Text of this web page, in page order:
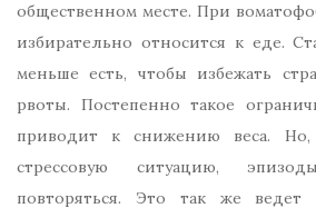
общественном месте. При
избирательно относится к еде.
меньше есть, чтобы избежать
рвоты. Постепенно такое
приводит к снижению веса. Но,
стрессовую ситуацию,
повторяться. Это так же